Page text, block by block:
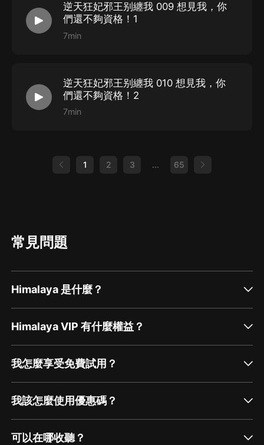
何第三方平臺傳播，違者將追究其法律責任。
3、如在充值／購買環節遇到問題，您可通過頁面右上方
谘詢在線客服：
第一步：您可在喜馬拉雅APP【賬號-聯系客服】中谘詢
逆天狂妃邪王别纏我 009 想見我，你
們還不夠資格！1
7min
逆天狂妃邪王别纏我 010 想見我，你
們還不夠資格！2
7min
1 2 3 ... 65
常見問題
Himalaya 是什麼？
Himalaya VIP 有什麼權益？
我怎麼享受免費試用？
我該怎麼使用優惠碼？
可以在哪收聽？